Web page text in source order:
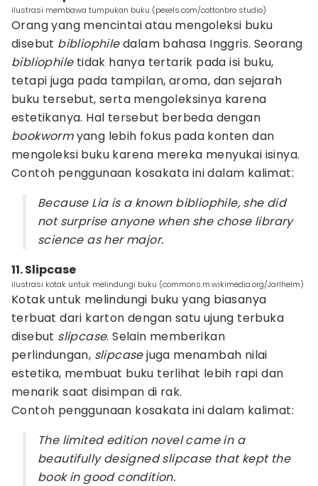
ilustrasi membawa tumpukan buku (pexels.com/cottonbro studio)
Orang yang mencintai atau mengoleksi buku
disebut bibliophiledalam bahasa Inggris. Seorang
bibliophiletidak hanya tertarik pada isi buku,
tetapi juga pada tampilan, aroma, dan sejarah
buku tersebut, serta mengoleksinya karena
estetikanya. Hal tersebut berbeda dengan
bookwormyang lebih fokus pada konten dan
mengoleksi buku karena mereka menyukai isinya.
Contoh penggunaan kosakata ini dalam kalimat:
Because Lia is a known bibliophile, she did
not surprise anyone when she chose library
science as her major.
11. Slipcase
ilustrasi kotak untuk melindungi buku (commons.m.wikimedia.org/Jarlhelm)
Kotak untuk melindungi buku yang biasanya
terbuat dari karton dengan satu ujung terbuka
disebut slipcase. Selain memberikan
perlindungan, slipcasejuga menambah nilai
estetika, membuat buku terlihat lebih rapi dan
menarik saat disimpan di rak.
Contoh penggunaan kosakata ini dalam kalimat:
The limited edition novel came in a
beautifully designed slipcase that kept the
book in good condition.